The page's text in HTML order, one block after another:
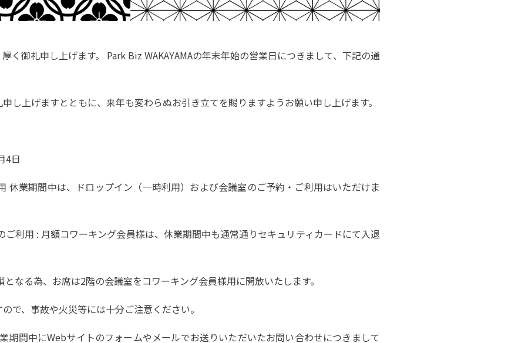
く御礼申し上げます。 Park Biz WAKAYAMAの年末年始の営業日につきまして、下記の通
し上げますとともに、来年も変わらぬお引き立てを賜りますようお願い申し上げます。
4日
休業期間中は、ドロップイン（一時利用）および会議室のご予約・ご利用はいただけま
利用 : 月額コワーキング会員様は、休業期間中も通常通りセキュリティカードにて入退
なる為、お席は2階の会議室をコワーキング会員様用に開放いたします。
で、事故や火災等には十分ご注意ください。
期間中にWebサイトのフォームやメールでお送りいただいたお問い合わせにつきまして